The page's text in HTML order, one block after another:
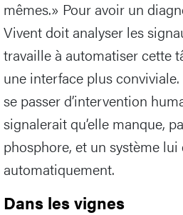
mêmes.» Pour avoir un
Vivent doit analyser les
travaille à automatiser cette
une interface plus
se passer d’intervention
signalerait qu’elle manque,
phosphore, et un système
automatiquement.
Dans les vignes